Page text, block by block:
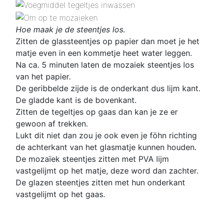
Hoe maak je de steentjes los.
Zitten de glassteentjes op papier dan moet je het
matje even in een kommetje heet water leggen.
Na ca. 5 minuten laten de mozaiek steentjes los
van het papier.
De geribbelde zijde is de onderkant dus lijm kant.
De gladde kant is de bovenkant.
Zitten de tegeltjes op gaas dan kan je ze er
gewoon af trekken.
Lukt dit niet dan zou je ook even je föhn richting
de achterkant van het glasmatje kunnen houden.
De mozaïek steentjes zitten met PVA lijm
vastgelijmt op het matje, deze word dan zachter.
De glazen steentjes zitten met hun onderkant
vastgelijmt op het gaas.